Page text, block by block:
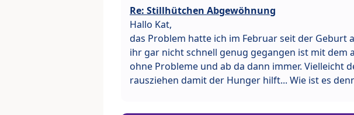
Re: Stillhütchen Abgewöhnung
Hallo Kat,
das Problem hatte ich im Februar seit der Geburt
ihr gar nicht schnell genug gegangen ist mit dem
ohne Probleme und ab da dann immer. Vielleicht
rausziehen damit der Hunger hilft... Wie ist es